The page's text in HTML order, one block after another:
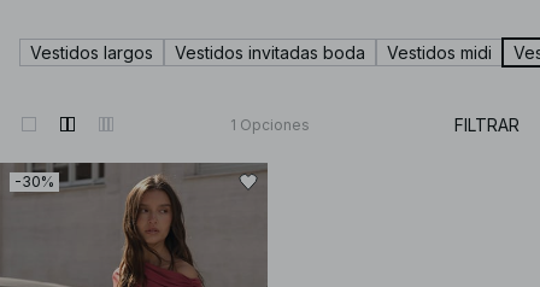
Vestidos largos Vestidos invitadas boda Vestidos midi
1 Opciones FILTRAR
-30%